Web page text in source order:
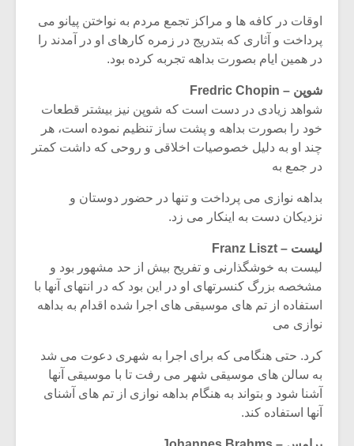
اوقات در کافه ها و مراکز تجمع مردم به نواختن پیانو می
پرداخت و آثاری که بتدریج در زمره کارهای او در آمدند را
در همین ایام بصورت بداهه تجربه کرده بود.
شوپن – Fredric Chopin
شواهد زیادی در دست است که شوپن نیز بیشتر قطعات
خود را بصورت بداهه و پشت ساز تنظیم نموده است، هر
چند او به دلیل خصوصیات اخلاقی و روحی که داشت کمتر
در جمع به
بداهه نوازی می پرداخت و تنها در حضور دوستان و
نزدیکان دست به اینکار می زد.
لیست – Franz Liszt
لیست به خوشگذارنی و تفریح بیش از حد مشهور بود و
مشخصه بزرگ کنسرتهای او در این بود که در انتهای آنها با
استفاده از تم های موسیقی های اجرا شده اقدام به بداهه
نوازی می
کرد. حتی هنگامی که برای اجرا به شهری دعوت می شد
به سالن های موسیقی شهر می رفت تا با موسیقی آنها
آشنا شود و بتواند به هنگام بداهه نوازی از تم های آشنای
آنها استفاده کند.